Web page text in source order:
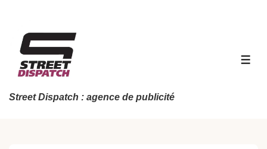
contenu
principal
Street Dispatch : agence de publicité